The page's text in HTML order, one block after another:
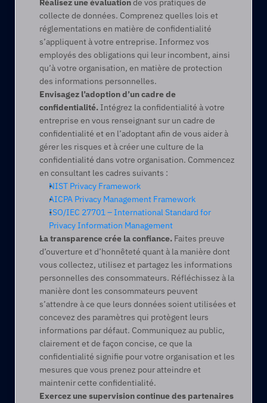
Réalisez une évaluation de vos pratiques de
collecte de données. Comprenez quelles lois et
réglementations en matière de confidentialité
s’appliquent à votre entreprise. Informez vos
employés des obligations qui leur incombent, ainsi
qu’à votre organisation, en matière de protection
des informations personnelles.
Envisagez l’adoption d’un cadre de
confidentialité. Intégrez la confidentialité à votre
entreprise en vous renseignant sur un cadre de
confidentialité et en l’adoptant afin de vous aider à
gérer les risques et à créer une culture de la
confidentialité dans votre organisation. Commencez
en consultant les cadres suivants :
NIST Privacy Framework
AICPA Privacy Management Framework
ISO/IEC 27701 – International Standard for
Privacy Information Management
La transparence crée la confiance. Faites preuve
d’ouverture et d’honnêteté quant à la manière dont
vous collectez, utilisez et partagez les informations
personnelles des consommateurs. Réfléchissez à la
manière dont les consommateurs peuvent
s’attendre à ce que leurs données soient utilisées et
concevez des paramètres qui protègent leurs
informations par défaut. Communiquez au public,
clairement et de façon concise, ce que la
confidentialité signifie pour votre organisation et les
mesures que vous prenez pour atteindre et
maintenir cette confidentialité.
Exercez une supervision continue des partenaires